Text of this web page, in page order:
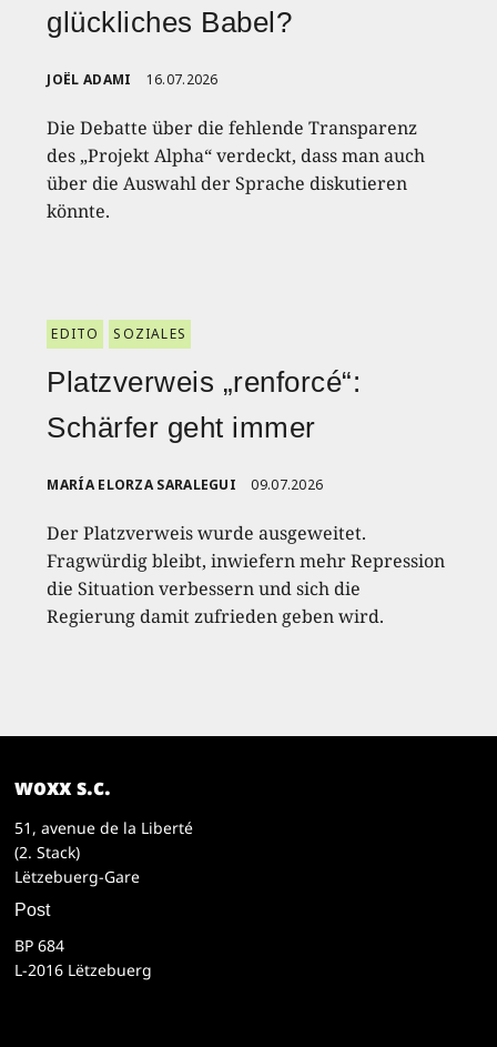
glückliches Babel?
JOËL ADAMI 16.07.2026
Die Debatte über die fehlende Transparenz
des „Projekt Alpha“ verdeckt, dass man auch
über die Auswahl der Sprache diskutieren
könnte.
EDITO SOZIALES
Platzverweis „renforcé“:
Schärfer geht immer
MARÍA ELORZA SARALEGUI 09.07.2026
Der Platzverweis wurde ausgeweitet.
Fragwürdig bleibt, inwiefern mehr Repression
die Situation verbessern und sich die
Regierung damit zufrieden geben wird.
woxx s.c.
51, avenue de la Liberté
(2. Stack)
Lëtzebuerg-Gare
Post
BP 684
L-2016 Lëtzebuerg